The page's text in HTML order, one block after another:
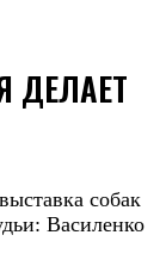
ДЕЛАЕТ
собак
Василенко